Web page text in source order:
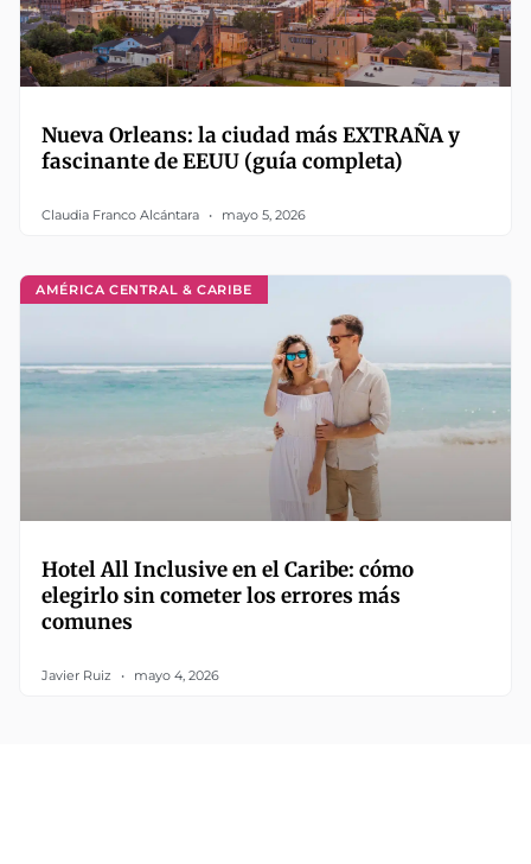
Nueva Orleans: la ciudad más EXTRAÑA y
fascinante de EEUU (guía completa)
Claudia Franco Alcántara mayo 5, 2026
AMÉRICA CENTRAL & CARIBE
Hotel All Inclusive en el Caribe: cómo
elegirlo sin cometer los errores más
comunes
Javier Ruiz mayo 4, 2026